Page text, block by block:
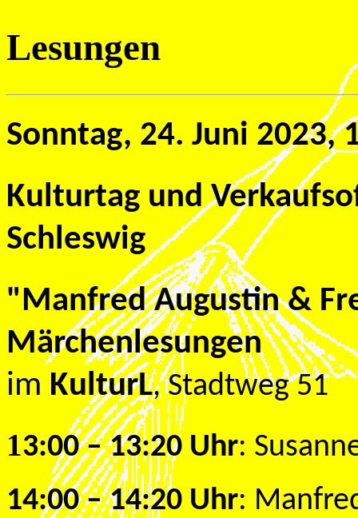
Lesungen
Sonntag, 24. Juni 2023,
Kulturtag und
Schleswig
"Manfred Augustin &
Märchenlesungen
im KulturL, Stadtweg 51
13:00 – 13:20 Uhr:
14:00 – 14:20 Uhr: